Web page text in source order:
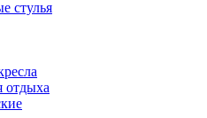
стулья
отдыха